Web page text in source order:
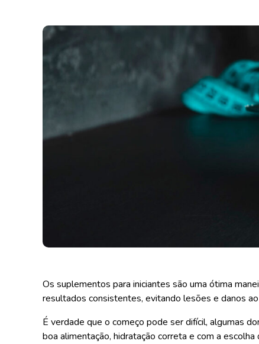
Os suplementos para iniciantes são uma ótima
resultados consistentes, evitando lesões e danos
É verdade que o começo pode ser difícil, algumas
boa alimentação, hidratação correta e com a